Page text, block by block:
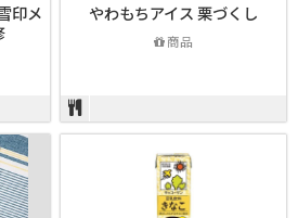
印メ
やわもちアイス 栗づくし
商品